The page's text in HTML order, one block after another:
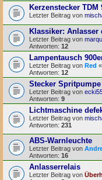
Kerzenstecker TDM
Letzter Beitrag von
Klassiker: Anlasser
Letzter Beitrag von
Antworten: 12
Lampentausch
Letzter Beitrag von Red «
Antworten: 12
Stecker Spritpumpe
Letzter Beitrag von
Antworten: 9
Lichtmaschine
Letzter Beitrag von
Antworten: 231
ABS-Warnleuchte
Letzter Beitrag von
Antworten: 16
Anlasserrelais
Letzter Beitrag von